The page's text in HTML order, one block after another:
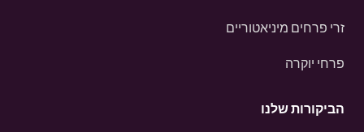
זרי פרחים מיניאטוריים
פרחי יוקרה
הביקורות שלנו